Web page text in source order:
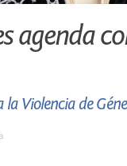
agenda
Violencia de